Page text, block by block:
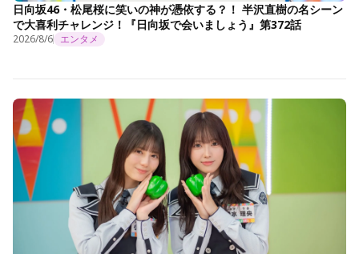
日向坂46・松尾桜に笑いの神が憑依する？！ 半沢直樹の名シーン
で大喜利チャレンジ！『日向坂で会いましょう』第372話
2026/8/6 エンタメ